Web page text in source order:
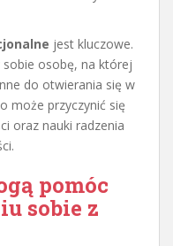
jest kluczowe.
osobę, na której
do otwierania się w
może przyczynić się
oraz nauki radzenia
pomóc
sobie z